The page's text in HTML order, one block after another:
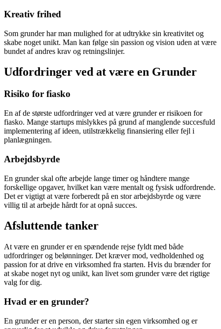
Kreativ frihed
Som grunder har man mulighed for at udtrykke sin kreativitet og
skabe noget unikt. Man kan følge sin passion og vision uden at være
bundet af andres krav og retningslinjer.
Udfordringer ved at være en Grunder
Risiko for fiasko
En af de største udfordringer ved at være grunder er risikoen for
fiasko. Mange startups mislykkes på grund af manglende succesfuld
implementering af ideen, utilstrækkelig finansiering eller fejl i
planlægningen.
Arbejdsbyrde
En grunder skal ofte arbejde lange timer og håndtere mange
forskellige opgaver, hvilket kan være mentalt og fysisk udfordrende.
Det er vigtigt at være forberedt på en stor arbejdsbyrde og være
villig til at arbejde hårdt for at opnå succes.
Afsluttende tanker
At være en grunder er en spændende rejse fyldt med både
udfordringer og belønninger. Det kræver mod, vedholdenhed og
passion for at drive en virksomhed fra starten. Hvis du brænder for
at skabe noget nyt og unikt, kan livet som grunder være det rigtige
valg for dig.
Hvad er en grunder?
En grunder er en person, der starter sin egen virksomhed og er